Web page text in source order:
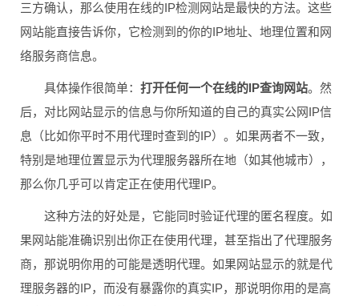
三方确认，那么使用在线的IP检测网站是最快的方法。这些
网站能直接告诉你，它检测到的你的IP地址、地理位置和网
络服务商信息。
具体操作很简单： 打开任何一个在线的IP查询网站。然
后，对比网站显示的信息与你所知道的自己的真实公网IP信
息（比如你平时不用代理时查到的IP）。如果两者不一致，
特别是地理位置显示为代理服务器所在地（如其他城市），
那么你几乎可以肯定正在使用代理IP。
这种方法的好处是，它能同时验证代理的匿名程度。如
果网站能准确识别出你正在使用代理，甚至指出了代理服务
商，那说明你用的可能是透明代理。如果网站显示的就是代
理服务器的IP，而没有暴露你的真实IP，那说明你用的是高